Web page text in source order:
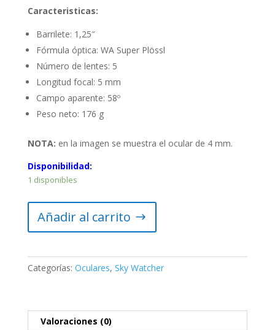
Caracteristicas:
Barrilete: 1,25″
Fórmula óptica: WA Super Plössl
Número de lentes: 5
Longitud focal: 5 mm
Campo aparente: 58º
Peso neto: 176 g
NOTA: en la imagen se muestra el ocular de 4 mm.
Disponibilidad:
1 disponibles
Sky-
Watcher
5
(1.25″)
Añadir al carrito
Categorías: Oculares, Sky Watcher
Valoraciones (0)